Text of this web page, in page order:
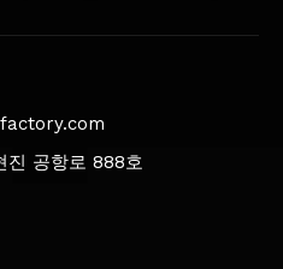
진 공항로 888호